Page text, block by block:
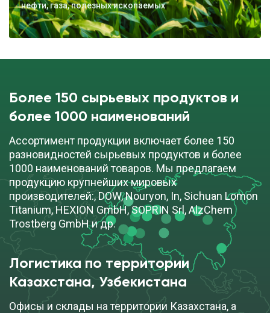
нефти, газа, полезных ископаемых
Более 150 сырьевых продуктов и
более 1000 наименований
Ассортимент продукции включает более 150
разновидностей сырьевых продуктов и более
1000 наименований товаров. Мы предлагаем
продукцию крупнейших мировых
производителей:, DOW, Nouryon, In, Sichuan Lomon
Titanium, HEXION GmbH, SOPRIN Srl, AlzChem
Trostberg GmbH и др.
Логистика по территории
Казахстана, Узбекистана
Офисы и склады на территории Казахстана, а